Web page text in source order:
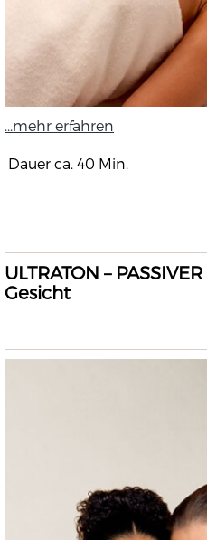
...mehr erfahren
Dauer ca. 40 Min.
ULTRATON –
Gesicht